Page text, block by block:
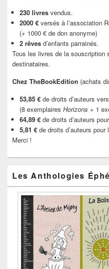
230 livres vendus.
2000 € versés à l’association
(+ 1000 € de don anonyme)
2 rêves d’enfants parrainés.
Tous les livres de la souscription
destinataires.
Chez TheBookEdition (achats
53,85 € de droits d’auteurs
(8 exemplaires Horizons + 1
64,89 € de droits d’auteurs
5,81 € de droits d’auteurs
Merci !
Les Anthologies